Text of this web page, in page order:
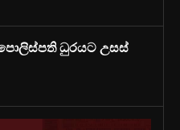
ධුරයට උසස්